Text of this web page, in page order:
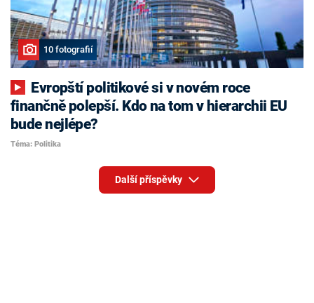
10 fotografií
finančně polepší. Kdo na tom v hierarchii EU
bude nejlépe?
Téma: Politika
Další příspěvky